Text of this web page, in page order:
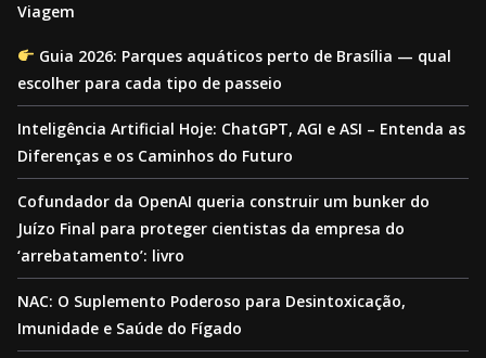
Viagem
Guia 2026: Parques aquáticos perto de Brasília — qual
escolher para cada tipo de passeio
Inteligência Artificial Hoje: ChatGPT, AGI e ASI – Entenda as
Diferenças e os Caminhos do Futuro
Cofundador da OpenAI queria construir um bunker do
Juízo Final para proteger cientistas da empresa do
‘arrebatamento’: livro
NAC: O Suplemento Poderoso para Desintoxicação,
Imunidade e Saúde do Fígado